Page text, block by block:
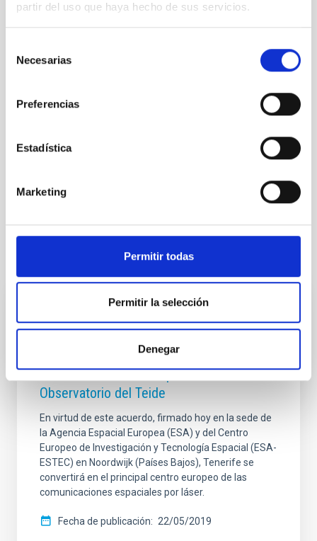
partir del uso que haya hecho de sus servicios.
Necesarias
Preferencias
Estadística
Marketing
Permitir todas
Permitir la selección
Denegar
• Óptica adaptativa en el IAC, Marcos Reyes y Luz María
13:30 Debate y clausura
ESA’s site for laser and quantum links marks 25
years
Contacto para entrevistas:
Noticias relacionadas
amplía los programas de conexión y
transmisión de datos ópticos en el
Observatorio del Teide
En virtud de este acuerdo, firmado hoy en la sede de
la Agencia Espacial Europea (ESA) y del Centro
Europeo de Investigación y Tecnología Espacial (ESA-
ESTEC) en Noordwijk (Países Bajos), Tenerife se
convertirá en el principal centro europeo de las
comunicaciones espaciales por láser.
Fecha de publicación 22/05/2019